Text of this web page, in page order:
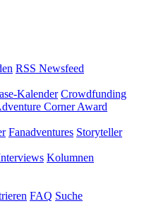
RSS Newsfeed
Kalender Crowdfunding
Corner Award
Fanadventures Storyteller
Kolumnen
FAQ Suche